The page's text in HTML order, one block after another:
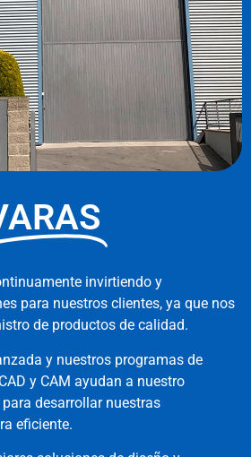
invirtiendo y
para nuestros clientes, ya que nos
de productos de calidad.
y nuestros programas de
y CAM ayudan a nuestro
desarrollar nuestras
eficiente.